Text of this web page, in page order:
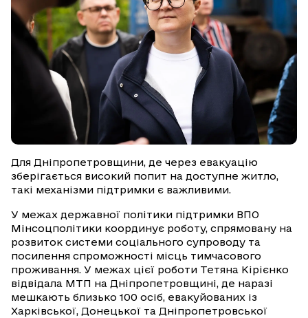
Для Дніпропетровщини, де через евакуацію
зберігається високий попит на доступне житло,
такі механізми підтримки є важливими.
У межах державної політики підтримки ВПО
Мінсоцполітики координує роботу, спрямовану на
розвиток системи соціального супроводу та
посилення спроможності місць тимчасового
проживання. У межах цієї роботи Тетяна Кірієнко
відвідала МТП на Дніпропетровщині, де наразі
мешкають близько 100 осіб, евакуйованих із
Харківської, Донецької та Дніпропетровської